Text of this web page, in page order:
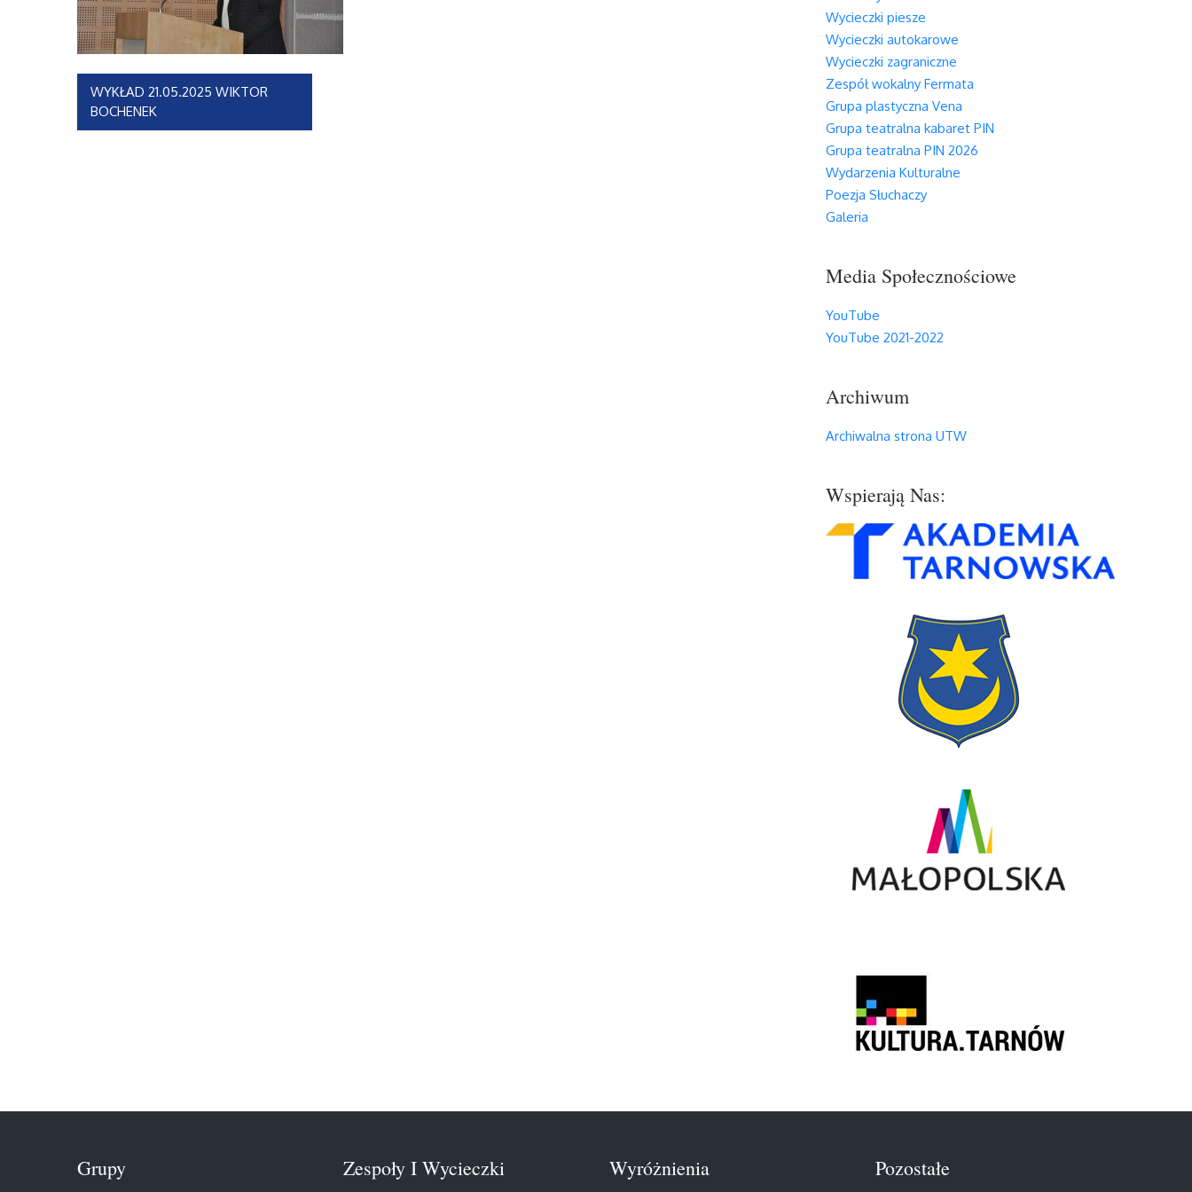
Nawigacja
wpisu
WYKŁAD 21.05.2025 WIKTOR
BOCHENEK
Wycieczki piesze
Wycieczki autokarowe
Wycieczki zagraniczne
Zespół wokalny Fermata
Grupa plastyczna Vena
Grupa teatralna kabaret PIN
Grupa teatralna PIN 2026
Wydarzenia Kulturalne
Poezja Słuchaczy
Galeria
Media Społecznościowe
YouTube
YouTube 2021-2022
Archiwum
Archiwalna strona UTW
Wspierają Nas:
Grupy Zespoły I Wycieczki Wyróżnienia Pozostałe